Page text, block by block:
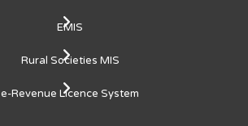
EMIS
Rural Societies MIS
e-Revenue Licence System